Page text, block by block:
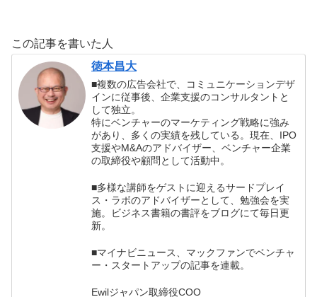
ェ）の書評
この記事を書いた人
徳本昌大
■複数の広告会社で、コミュニケーションデザ
インに従事後、企業支援のコンサルタントと
して独立。
特にベンチャーのマーケティング戦略に強み
があり、多くの実績を残している。現在、IPO
支援やM&Aのアドバイザー、ベンチャー企業
の取締役や顧問として活動中。
■多様な講師をゲストに迎えるサードプレイ
ス・ラボのアドバイザーとして、勉強会を実
施。ビジネス書籍の書評をブログにて毎日更
新。
■マイナビニュース、マックファンでベンチャ
ー・スタートアップの記事を連載。
Ewilジャパン取締役COO